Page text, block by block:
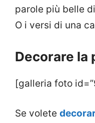
parole più belle
O i versi di una
Decorare la
[galleria foto
Se volete